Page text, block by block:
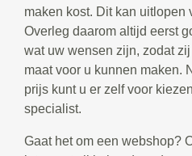
maken kost. Dit kan uitlopen
Overleg daarom altijd eerst
wat uw wensen zijn, zodat
maat voor u kunnen maken.
prijs kunt u er zelf voor
specialist.
Gaat het om een webshop?